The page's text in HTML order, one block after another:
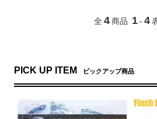
全 4 商品 1 - 4
PICK UP ITEM ピックアップ商品